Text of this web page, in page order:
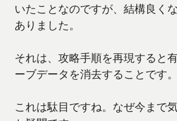
いたことなのですが、結構良く
ありました。
それは、攻略手順を再現すると
ーブデータを消去することです。
これは駄目ですね。なぜ今まで